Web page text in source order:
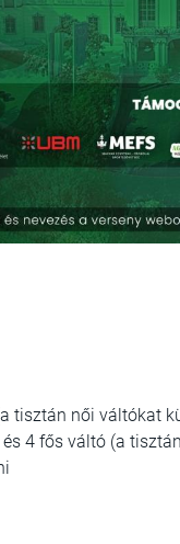
tisztán női váltókat
4 fős váltó (a